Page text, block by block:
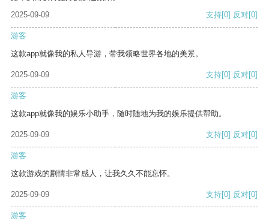
2025-09-09
支持[0] 反对[0]
游客
这款app就像我的私人导游，带我领略世界各地的美景。
2025-09-09 支持[0] 反对[0]
游客
这款app就像我的娱乐小助手，随时随地为我的娱乐提供帮助。
2025-09-09 支持[0] 反对[0]
游客
这款游戏的剧情非常感人，让我久久不能忘怀。
2025-09-09 支持[0] 反对[0]
游客